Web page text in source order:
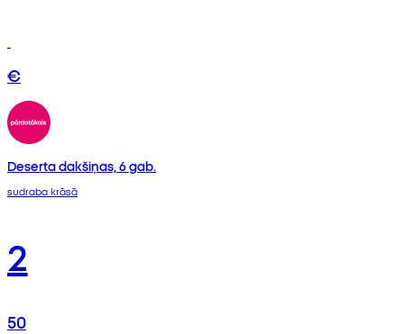
€
Deserta dakšiņas, 6 gab.
sudraba krāsā
2
50